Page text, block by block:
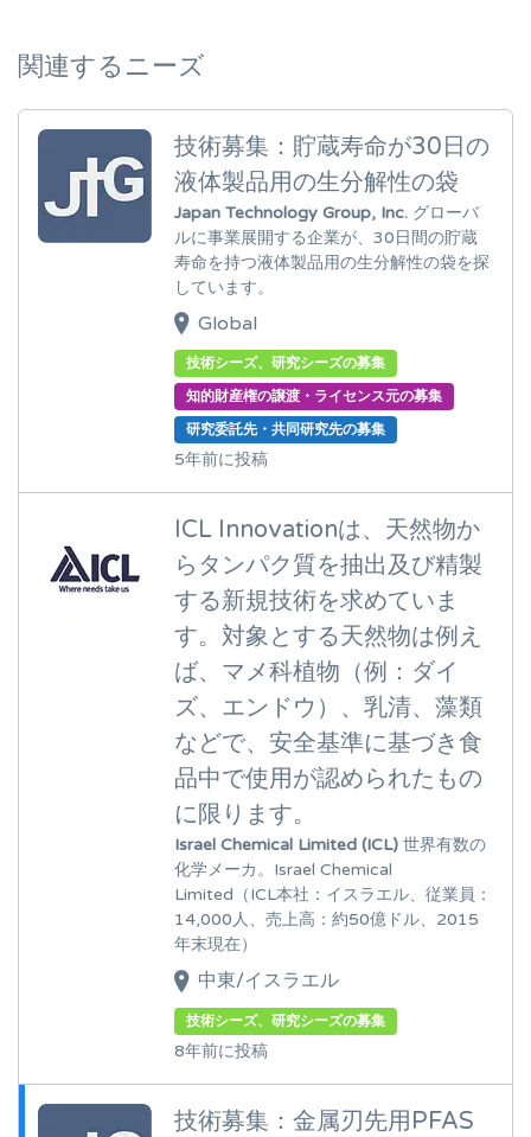
関連するニーズ
技術募集：貯蔵寿命が30日の
液体製品用の生分解性の袋
Japan Technology Group, Inc. グローバ
ルに事業展開する企業が、30日間の貯蔵
寿命を持つ液体製品用の生分解性の袋を探
しています。
Global
技術シーズ、研究シーズの募集
知的財産権の譲渡・ライセンス元の募集
研究委託先・共同研究先の募集
5年前に投稿
ICL Innovationは、天然物か
らタンパク質を抽出及び精製
する新規技術を求めていま
す。対象とする天然物は例え
ば、マメ科植物（例：ダイ
ズ、エンドウ）、乳清、藻類
などで、安全基準に基づき食
品中で使用が認められたもの
に限ります。
Israel Chemical Limited (ICL) 世界有数の
化学メーカ。Israel Chemical
Limited（ICL本社：イスラエル、従業員：
14,000人、売上高：約50億ドル、2015
年末現在）
中東/イスラエル
技術シーズ、研究シーズの募集
8年前に投稿
技術募集：金属刃先用PFAS